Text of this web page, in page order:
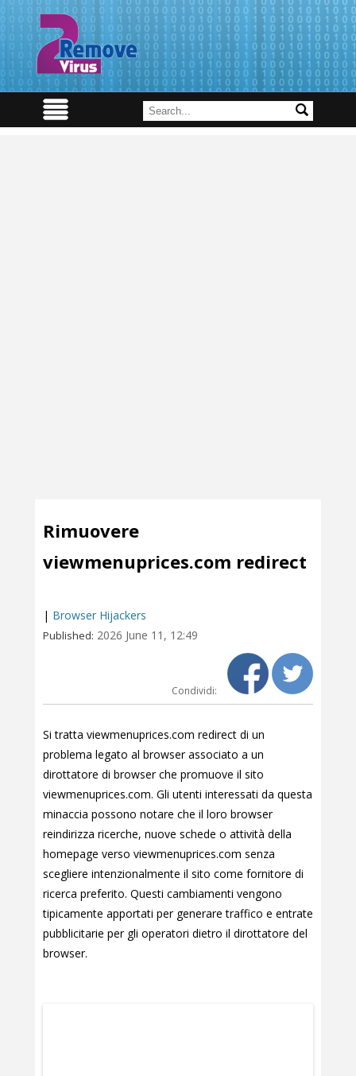
Rimuovere
viewmenuprices.com redirect
| Browser Hijackers
Published: 2026 June 11, 12:49
Condividi:
Si tratta viewmenuprices.com redirect di un
problema legato al browser associato a un
dirottatore di browser che promuove il sito
viewmenuprices.com. Gli utenti interessati da questa
minaccia possono notare che il loro browser
reindirizza ricerche, nuove schede o attività della
homepage verso viewmenuprices.com senza
scegliere intenzionalmente il sito come fornitore di
ricerca preferito. Questi cambiamenti vengono
tipicamente apportati per generare traffico e entrate
pubblicitarie per gli operatori dietro il dirottatore del
browser.